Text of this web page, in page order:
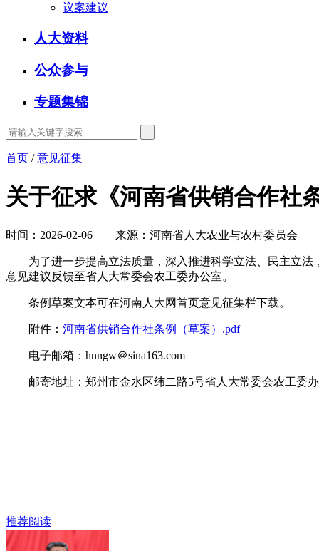
议案建议
人大资料
公众参与
专题集锦
首页 /意见征集
关于征求《河南省供销合作社
时间：2026-02-06 来源：河南省人大农业与农村委员会
为了进一步提高立法质量，深入推进科学立法、民主立法
意见建议反馈至省人大常委会农工委办公室。
条例草案文本可在河南人大网首页意见征集栏下载。
附件： 河南省供销合作社条例（草案）.pdf
电子邮箱：hnngw＠sina163.com
邮寄地址：郑州市金水区纬二路5号省人大常委会农工委
推荐阅读